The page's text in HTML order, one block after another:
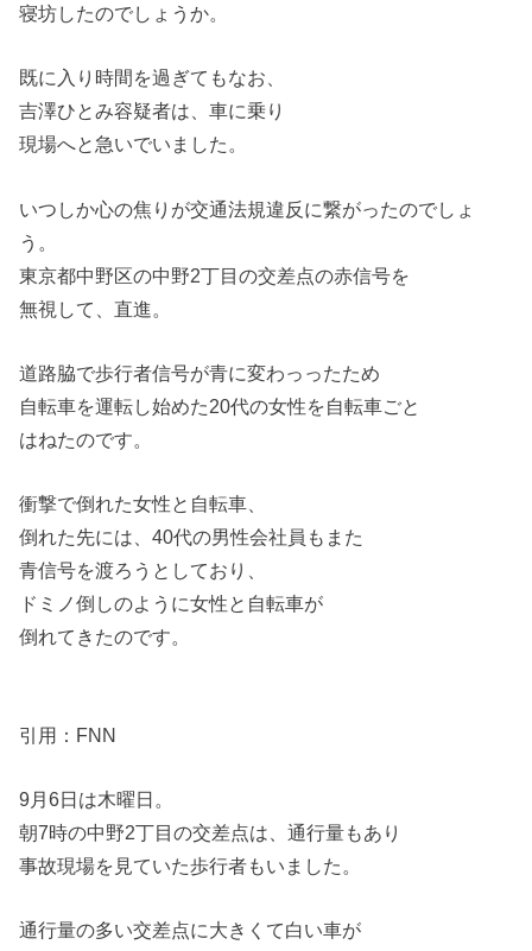
寝坊したのでしょうか。
既に入り時間を過ぎてもなお、
吉澤ひとみ容疑者は、車に乗り
現場へと急いでいました。
いつしか心の焦りが交通法規違反に繋がったのでしょ
う。
東京都中野区の中野2丁目の交差点の赤信号を
無視して、直進。
道路脇で歩行者信号が青に変わっったため
自転車を運転し始めた20代の女性を自転車ごと
はねたのです。
衝撃で倒れた女性と自転車、
倒れた先には、40代の男性会社員もまた
青信号を渡ろうとしており、
ドミノ倒しのように女性と自転車が
倒れてきたのです。
引用：FNN
9月6日は木曜日。
朝7時の中野2丁目の交差点は、通行量もあり
事故現場を見ていた歩行者もいました。
通行量の多い交差点に大きくて白い車が